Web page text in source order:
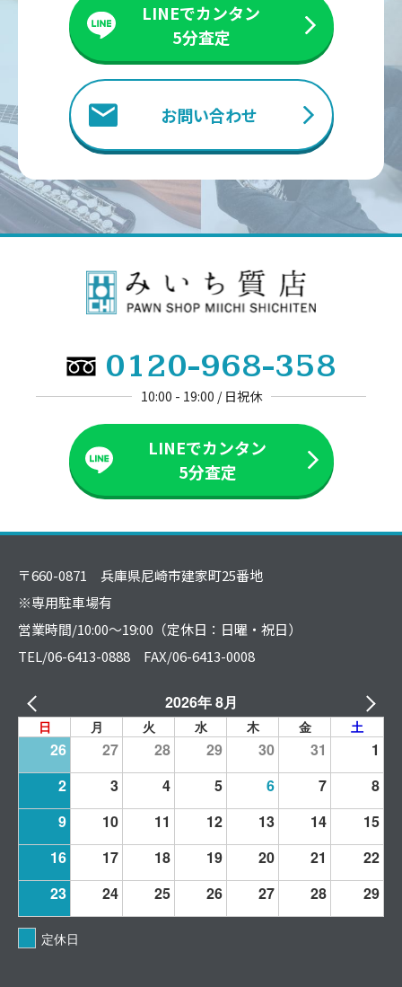
LINEでカンタン
5分査定
お問い合わせ
0120-968-358
10:00 - 19:00 / 日祝休
LINEでカンタン
5分査定
〒660-0871 兵庫県尼崎市建家町25番地
※専用駐車場有
営業時間/10:00～19:00（定休日：日曜・祝日）
TEL/06-6413-0888 FAX/06-6413-0008
2026年 8月
日 月 火 水 木 金 土
26 27 28 29 30 31
1
2
3 4 5 6 7
8
9
10 11 12 13 14
15
16
17 18 19 20 21
22
23
24 25 26 27 28 29
定休日